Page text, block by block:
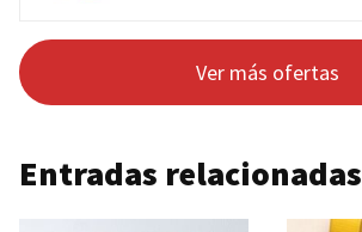
Ver más ofertas
Entradas relacionadas